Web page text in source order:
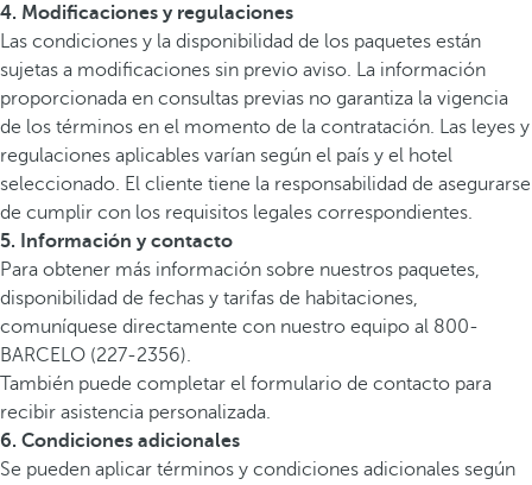
4. Modificaciones y regulaciones
Las condiciones y la disponibilidad de los paquetes están
sujetas a modificaciones sin previo aviso. La información
proporcionada en consultas previas no garantiza la vigencia
de los términos en el momento de la contratación. Las leyes y
regulaciones aplicables varían según el país y el hotel
seleccionado. El cliente tiene la responsabilidad de asegurarse
de cumplir con los requisitos legales correspondientes.
5. Información y contacto
Para obtener más información sobre nuestros paquetes,
disponibilidad de fechas y tarifas de habitaciones,
comuníquese directamente con nuestro equipo al 800-
BARCELO (227-2356).
También puede completar el formulario de contacto para
recibir asistencia personalizada.
6. Condiciones adicionales
Se pueden aplicar términos y condiciones adicionales según